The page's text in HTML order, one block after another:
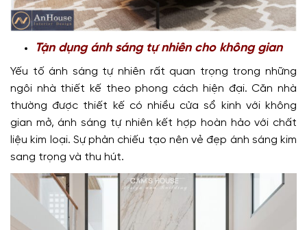
Tận dụng ánh sáng tự nhiên cho không gian
Yếu tố ánh sáng tự nhiên rất quan trọng trong những
ngôi nhà thiết kế theo phong cách hiện đại. Căn nhà
thường được thiết kế có nhiều cửa sổ kinh với không
gian mở, ánh sáng tự nhiên kết hợp hoàn hảo với chất
liệu kim loại. Sự phản chiếu tạo nên vẻ đẹp ánh sáng kim
sang trọng và thu hút.